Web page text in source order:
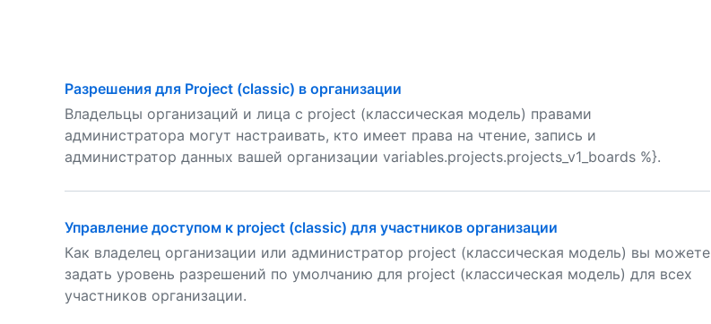
Разрешения для Project (classic) в организации
Владельцы организаций и лица с project (классическая модель) правами
администратора могут настраивать, кто имеет права на чтение, запись и
администратор данных вашей организации variables.projects.projects_v1_boards %}.
Управление доступом к project (classic) для участников организации
Как владелец организации или администратор project (классическая модель) вы можете
задать уровень разрешений по умолчанию для project (классическая модель) для всех
участников организации.